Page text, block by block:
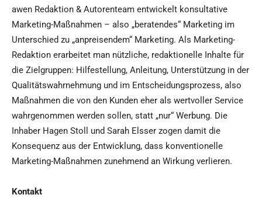
awen Redaktion & Autorenteam entwickelt konsultative
Marketing-Maßnahmen – also „beratendes“ Marketing im
Unterschied zu „anpreisendem“ Marketing. Als Marketing-
Redaktion erarbeitet man nützliche, redaktionelle Inhalte für
die Zielgruppen: Hilfestellung, Anleitung, Unterstützung in der
Qualitätswahrnehmung und im Entscheidungsprozess, also
Maßnahmen die von den Kunden eher als wertvoller Service
wahrgenommen werden sollen, statt „nur“ Werbung. Die
Inhaber Hagen Stoll und Sarah Elsser zogen damit die
Konsequenz aus der Entwicklung, dass konventionelle
Marketing-Maßnahmen zunehmend an Wirkung verlieren.
Kontakt